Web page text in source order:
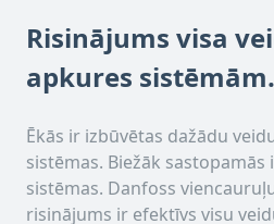
Risinājums visa
apkures sistēmām.
Ēkās ir izbūvētas dažādu
sistēmas. Biežāk
sistēmas. Danfoss
risinājums ir efektīvs visu